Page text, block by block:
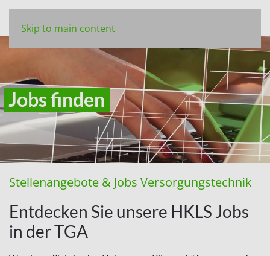
Skip to main content
Jobs finden
Stellenangebote & Jobs Versorgungstechnik
Entdecken Sie unsere HKLS Jobs
in der TGA